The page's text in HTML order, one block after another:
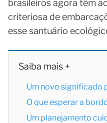
brasileiros agora têm
criteriosa de
esse santuário
Saiba mais +
Um novo significado
O que esperar a
Um planejamento